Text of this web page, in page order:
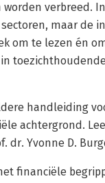
verbreed.
maar de
om te lezen én
handleiding
achtergrond.
dr. Yvonne D.
financiële